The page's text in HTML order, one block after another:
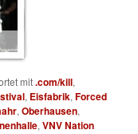
mit.com/kill,
, Eisfabrik,Forced
,Oberhausen,
,VNV Nation